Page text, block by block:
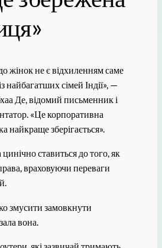
жінок не є відхиленням саме
найбагатших сімей Індії», —
Де, відомий письменник і
«Це корпоративна
найкраще зберігається».
ставиться до того, як
враховуючи переваги
змусити замовкнути
вона.